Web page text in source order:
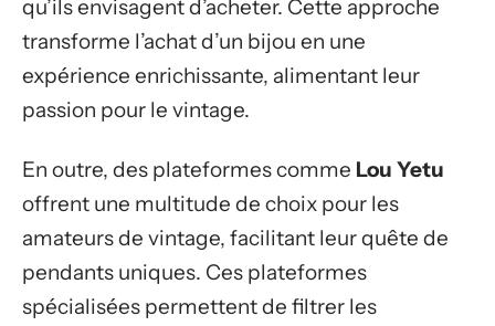
qu’ils envisagent d’acheter. Cette approche
transforme l’achat d’un bijou en une
expérience enrichissante, alimentant leur
passion pour le vintage.
En outre, des plateformes comme Lou Yetu
offrent une multitude de choix pour les
amateurs de vintage, facilitant leur quête de
pendants uniques. Ces plateformes
spécialisées permettent de filtrer les